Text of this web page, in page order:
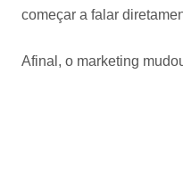
começar a falar
Afinal, o marketing